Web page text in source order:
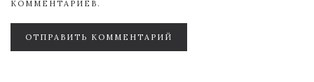
КОММЕНТАРИЕВ.
ОТПРАВИТЬ КОММЕНТАРИЙ